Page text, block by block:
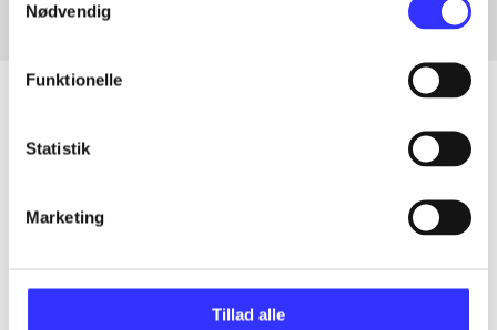
Nødvendig
Funktionelle
Statistik
Marketing
Tillad alle